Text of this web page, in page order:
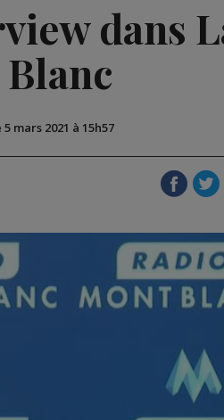
dans
mars 2021 à 15h57